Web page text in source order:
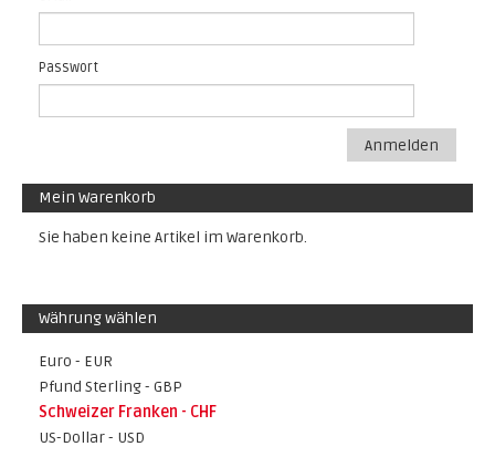
Passwort
Anmelden
Mein Warenkorb
Sie haben keine Artikel im Warenkorb.
Währung wählen
Euro - EUR
Pfund Sterling - GBP
Schweizer Franken - CHF
US-Dollar - USD